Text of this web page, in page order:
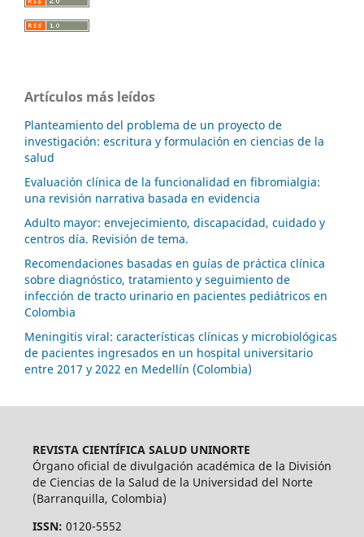
Artículos más leídos
Planteamiento del problema de un proyecto de
investigación: escritura y formulación en ciencias de la
salud
Evaluación clínica de la funcionalidad en fibromialgia:
una revisión narrativa basada en evidencia
Adulto mayor: envejecimiento, discapacidad, cuidado y
centros día. Revisión de tema.
Recomendaciones basadas en guías de práctica clínica
sobre diagnóstico, tratamiento y seguimiento de
infección de tracto urinario en pacientes pediátricos en
Colombia
Meningitis viral: características clínicas y microbiológicas
de pacientes ingresados en un hospital universitario
entre 2017 y 2022 en Medellín (Colombia)
REVISTA CIENTÍFICA SALUD UNINORTE
Órgano oficial de divulgación académica de la División
de Ciencias de la Salud de la Universidad del Norte
(Barranquilla, Colombia)
ISSN: 0120-5552